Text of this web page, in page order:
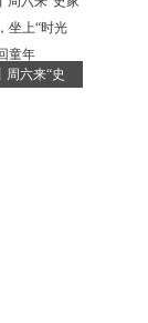
周六来“史